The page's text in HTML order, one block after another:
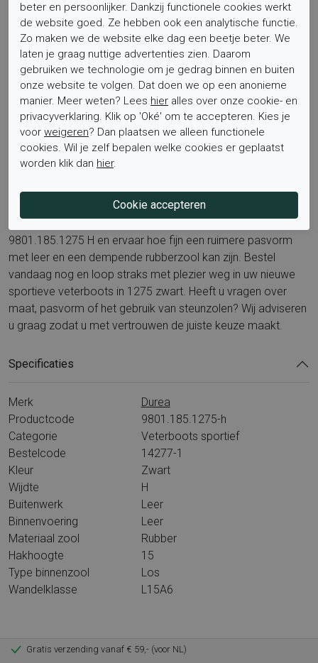
beter bestand tegen een regenbui en blijft het langer mooi.
Voor wie is dit product geschikt? Voor dames die een
sportieve zwarte leren veterboot zoeken met ruimte en
stabiliteit, en die waarde hechten aan draagcomfort en
kwaliteit.
Wilt u meer modellen bekijken of vergelijken? Ontdek de hele
collectie op de merkpagina vanDureaen vind de stijl die bij u
past.
Kies voor het comfort en de kwaliteit van Durea
9801.185.1275 H en ervaar hoe fijn een ruimere pasvorm
met leer en een dempende rubberzool kan zijn. Bestel
vandaag nog en loop straks met plezier weg in uw nieuwe
sportieve veterboots in 1275 zwart. Heeft u vragen over
maat, pasvorm of het gebruik van steunzolen? Wij adviseren
u graag zodat u met vertrouwen de juiste keuze maakt.
Specificaties
Merk
Durea
Productcode
9801.185.1275-h
Categorie
Veterboots sportief
Bestelcode
14277-1
Kleur
Zwart
Wijdte
H
Buitenwerk
Leer
Binnenvoering
Leer
Materiaal zool
Rubber
Hakhoogte
15
Type binnenzool
Los
Wandelklasse
L15A6
Gratis verzending vanaf € 59,- (voor NL)
beter en persoonlijker. Dankzij functionele cookies werkt
de website goed. Ze hebben ook een analytische functie.
Zo maken we de website elke dag een beetje beter. We
laten je graag nuttige advertenties zien. Daarom
gebruiken we technologie om je gedrag binnen en buiten
onze website te volgen. Dat doen we op een anonieme
manier. Meer weten? Lees hier alles over onze cookie- en
privacyverklaring. Klik op 'Oké' om te accepteren. Kies je
voor weigeren? Dan plaatsen we alleen functionele
cookies. Wil je zelf bepalen welke cookies er geplaatst
worden klik dan hier.